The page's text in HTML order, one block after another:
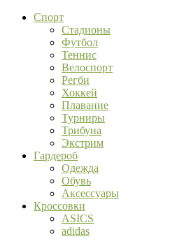
Спорт
Стадионы
Футбол
Теннис
Велоспорт
Регби
Хоккей
Плавание
Турниры
Трибуна
Экстрим
Гардероб
Одежда
Обувь
Аксессуары
Кроссовки
ASICS
adidas